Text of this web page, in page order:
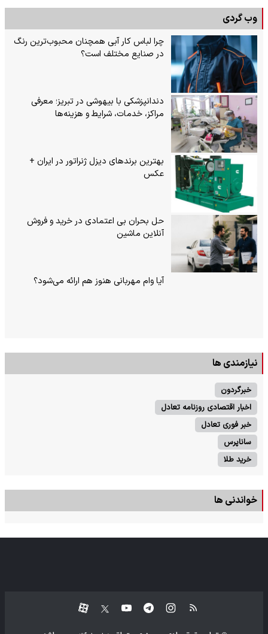
وب گردی
چرا لباس کار آبی همچنان محبوب‌ترین رنگ
در صنایع مختلف است؟
دندانپزشکی با بیهوشی در تبریز؛ معرفی
مراکز، خدمات، شرایط و هزینه‌ها
بهترین برندهای دیزل ژنراتور در ایران +
عکس
حل بحران بی‌ اعتمادی در خرید و فروش
آنلاین ماشین
آیا وام مهربانی هنوز هم ارائه می‌شود؟
نیازمندی ها
خبرگردون
اخبار اقتصادی روزنامه تعادل
خبر فوری تعادل
ساناپرس
خرید طلا
خواندنی ها